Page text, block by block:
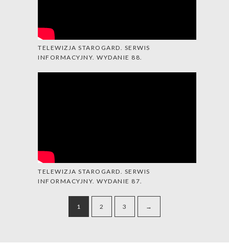
TELEWIZJA STAROGARD. SERWIS
INFORMACYJNY. WYDANIE 88.
TELEWIZJA STAROGARD. SERWIS
INFORMACYJNY. WYDANIE 87.
1 2 3 →